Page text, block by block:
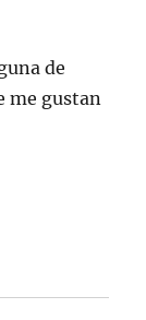
de
me gustan